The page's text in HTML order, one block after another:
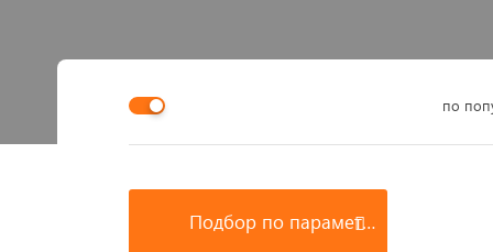
по
Подбор по параметрам